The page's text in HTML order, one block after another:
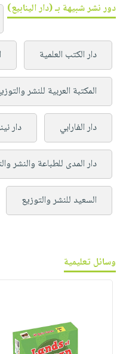
دور نشر شبيهة بـ (دار الينابيع)
دار الكتب العلمية
المكتبة العربية للنشر
دار الفارابي دار
دار المدى للطباعة والنشر
السعيد للنشر والتوزيع
وسائل تعليمية